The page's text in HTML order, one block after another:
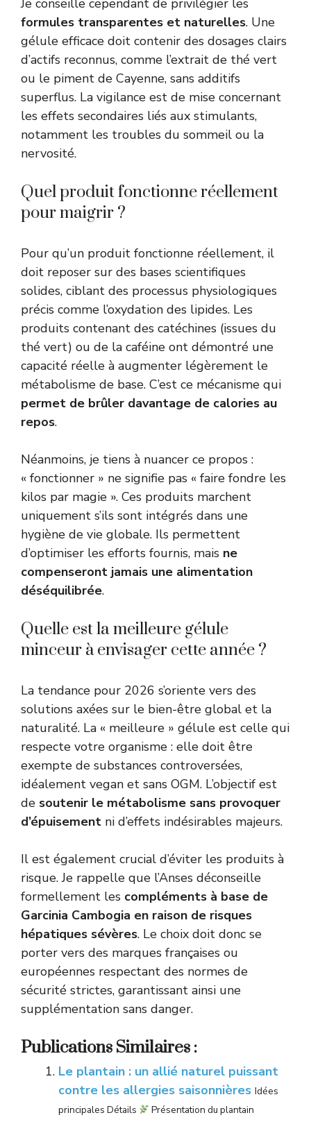
Je conseille cependant de privilégier les
formules transparentes et naturelles. Une
gélule efficace doit contenir des dosages clairs
d’actifs reconnus, comme l’extrait de thé vert
ou le piment de Cayenne, sans additifs
superflus. La vigilance est de mise concernant
les effets secondaires liés aux stimulants,
notamment les troubles du sommeil ou la
nervosité.
Quel produit fonctionne réellement
pour maigrir ?
Pour qu’un produit fonctionne réellement, il
doit reposer sur des bases scientifiques
solides, ciblant des processus physiologiques
précis comme l’oxydation des lipides. Les
produits contenant des catéchines (issues du
thé vert) ou de la caféine ont démontré une
capacité réelle à augmenter légèrement le
métabolisme de base. C’est ce mécanisme qui
permet de brûler davantage de calories au
repos.
Néanmoins, je tiens à nuancer ce propos :
« fonctionner » ne signifie pas « faire fondre les
kilos par magie ». Ces produits marchent
uniquement s’ils sont intégrés dans une
hygiène de vie globale. Ils permettent
d’optimiser les efforts fournis, mais ne
compenseront jamais une alimentation
déséquilibrée.
Quelle est la meilleure gélule
minceur à envisager cette année ?
La tendance pour 2026 s’oriente vers des
solutions axées sur le bien-être global et la
naturalité. La « meilleure » gélule est celle qui
respecte votre organisme : elle doit être
exempte de substances controversées,
idéalement vegan et sans OGM. L’objectif est
de soutenir le métabolisme sans provoquer
d’épuisement ni d’effets indésirables majeurs.
Il est également crucial d’éviter les produits à
risque. Je rappelle que l’Anses déconseille
formellement les compléments à base de
Garcinia Cambogia en raison de risques
hépatiques sévères. Le choix doit donc se
porter vers des marques françaises ou
européennes respectant des normes de
sécurité strictes, garantissant ainsi une
supplémentation sans danger.
Publications Similaires :
Le plantain : un allié naturel puissant
contre les allergies saisonnières Idées
principales Détails
Présentation du plantain